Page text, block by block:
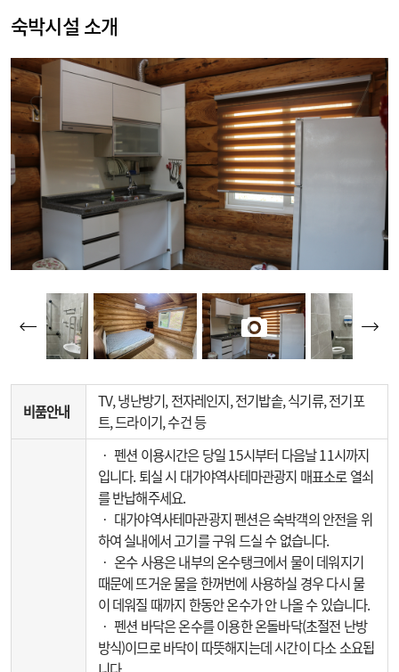
숙박시설 소개
비품안내
TV, 냉난방기, 전자레인지, 전기밥솥, 식기류, 전기포
트, 드라이기, 수건 등
‧ 펜션 이용시간은 당일 15시부터 다음날 11시까지
입니다. 퇴실 시 대가야역사테마관광지 매표소로 열쇠
를 반납해주세요.
‧ 대가야역사테마관광지 펜션은 숙박객의 안전을 위
하여 실내에서 고기를 구워 드실 수 없습니다.
‧ 온수 사용은 내부의 온수탱크에서 물이 데워지기
때문에 뜨거운 물을 한꺼번에 사용하실 경우 다시 물
이 데워질 때까지 한동안 온수가 안 나올 수 있습니다.
‧ 펜션 바닥은 온수를 이용한 온돌바닥(초절전 난방
방식)이므로 바닥이 따뜻해지는데 시간이 다소 소요됩